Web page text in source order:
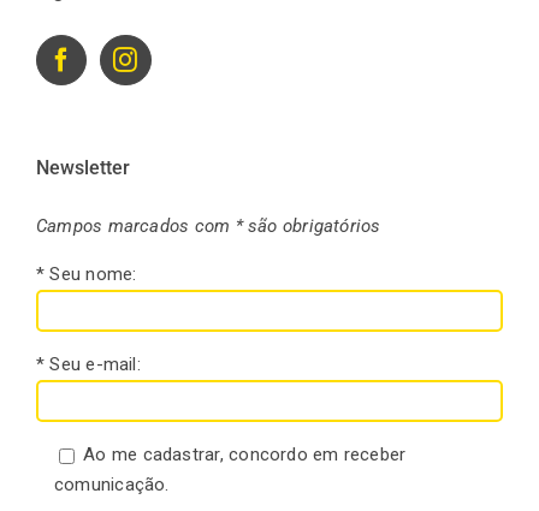
Newsletter
Campos marcados com * são obrigatórios
* Seu nome:
* Seu e-mail:
Ao me cadastrar, concordo em receber
comunicação.